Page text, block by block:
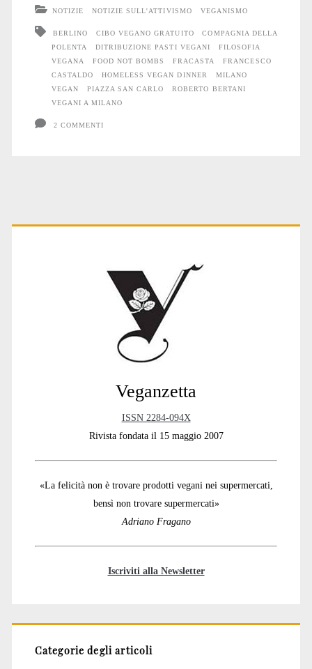
NOTIZIE NOTIZIE SULL'ATTIVISMO VEGANISMO
BERLINO CIBO VEGANO GRATUITO
COMPAGNIA DELLA
POLENTA
DITRIBUZIONE PASTI VEGANI
FILOSOFIA
VEGANA
FOOD NOT BOMBS FRACASTA
FRANCESCO
CASTALDO
HOMELESS VEGAN DINNER
MILANO
VEGAN
PIAZZA SAN CARLO
ROBERTO BERTANI
VEGANI A MILANO
2 COMMENTI
Primary
Veganzetta
ISSN 2284-094X
Rivista fondata il 15 maggio 2007
«La felicità non è trovare prodotti vegani nei supermercati,
bensì non trovare supermercati»
Adriano Fragano
Iscriviti alla Newsletter
Categorie degli articoli